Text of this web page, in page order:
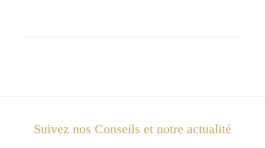
Suivez nos Conseils et notre actualité